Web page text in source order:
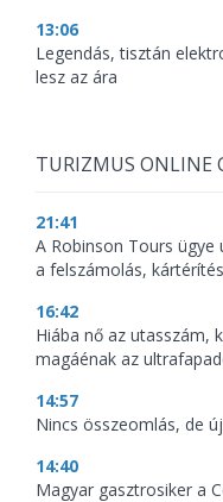
13:06
Legendás, tisztán
lesz az ára
TURIZMUS ONLINE
21:41
A Robinson Tours
a felszámolás,
16:42
Hiába nő az utasszám,
magáénak az
14:57
Nincs összeomlás, de
14:40
Magyar gasztrosiker a